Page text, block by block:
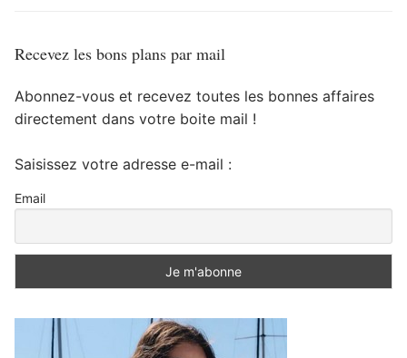
Recevez les bons plans par mail
Abonnez-vous et recevez toutes les bonnes affaires
directement dans votre boite mail !
Saisissez votre adresse e-mail :
Email